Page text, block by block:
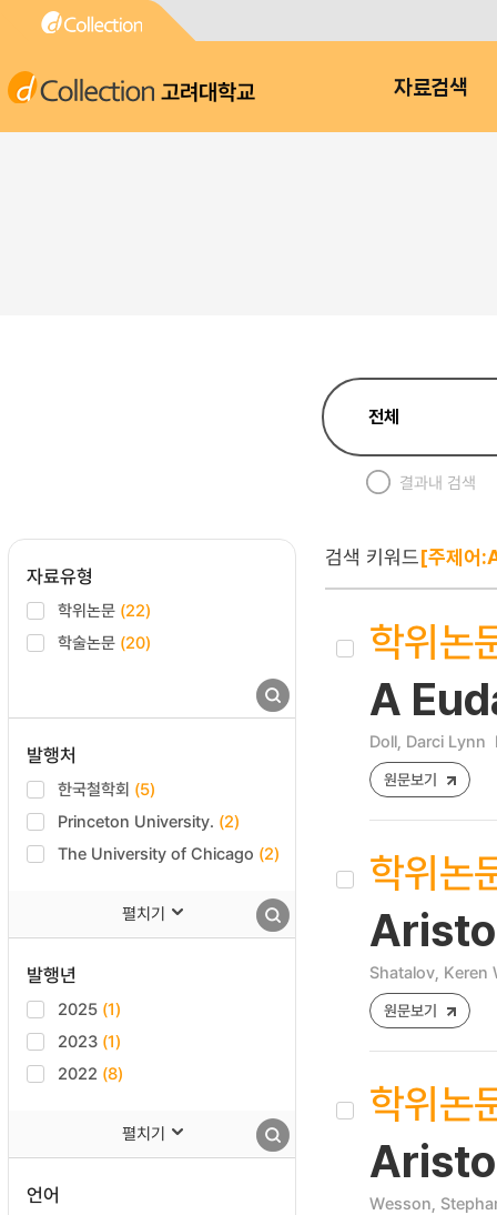
고려대학교 자료검색
결과내 검색
자료유형
학위논문 (22)
학술논문 (20)
발행처
한국철학회 (5)
Princeton University. (2)
The University of Chicago (2)
펼치기
발행년
2025 (1)
2023 (1)
2022 (8)
펼치기
언어
검색 키워드[주제
학위논
A
Doll, Darci Lynn
원문보기
학위논
Shatalov, Keren
원문보기
학위논
Wesson,